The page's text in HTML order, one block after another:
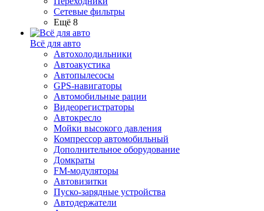
Сетевые фильтры
Ещё 8
Всё для авто
Автохолодильники
Автоакустика
Автопылесосы
GPS-навигаторы
Автомобильные рации
Видеорегистраторы
Автокресло
Мойки высокого давления
Компрессор автомобильный
Дополнительное оборудование
Домкраты
FM-модуляторы
Автовизитки
Пуско-зарядные устройства
Автодержатели